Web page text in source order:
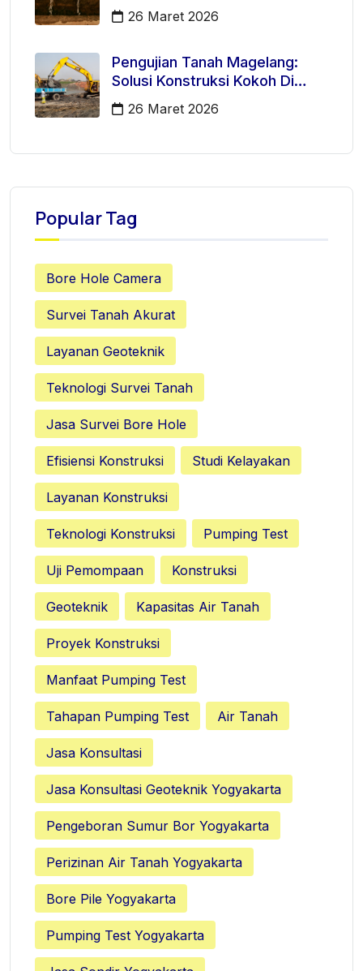
26 Maret 2026
Pengujian Tanah Magelang:
Solusi Konstruksi Kokoh Di
Mertoyudan
26 Maret 2026
Popular Tag
Bore Hole Camera
Survei Tanah Akurat
Layanan Geoteknik
Teknologi Survei Tanah
Jasa Survei Bore Hole
Efisiensi Konstruksi Studi Kelayakan
Layanan Konstruksi
Teknologi Konstruksi Pumping Test
Uji Pemompaan Konstruksi
Geoteknik Kapasitas Air Tanah
Proyek Konstruksi
Manfaat Pumping Test
Tahapan Pumping Test Air Tanah
Jasa Konsultasi
Jasa Konsultasi Geoteknik Yogyakarta
Pengeboran Sumur Bor Yogyakarta
Perizinan Air Tanah Yogyakarta
Bore Pile Yogyakarta
Pumping Test Yogyakarta